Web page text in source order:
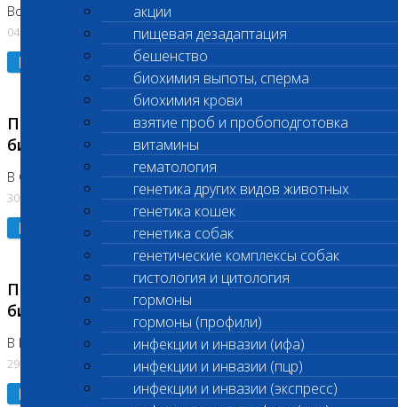
акции
пищевая дезадаптация
бешенство
биохимия выпоты, сперма
биохимия крови
взятие проб и пробоподготовка
витамины
гематология
генетика других видов животных
генетика кошек
генетика собак
генетические комплексы собак
гистология и цитология
гормоны
гормоны (профили)
инфекции и инвазии (ифа)
инфекции и инвазии (пцр)
инфекции и инвазии (экспресс)
Во Владыкино
04.08.2026
Подробнее
Приостановлено выполнение срочных
биохимических исследований
В Сколково. Код (123,309,310)
30.07.2026
Подробнее
Приостановлено выполнение срочных
биохимических исследований
В Бутово 29.07.26
29.07.2026
Подробнее